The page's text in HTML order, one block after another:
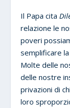
Il Papa cita
relazione le
poveri
semplificare
Molte delle
delle nostre
privazioni di
loro